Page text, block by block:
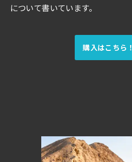
について書いています。
購入はこちら！